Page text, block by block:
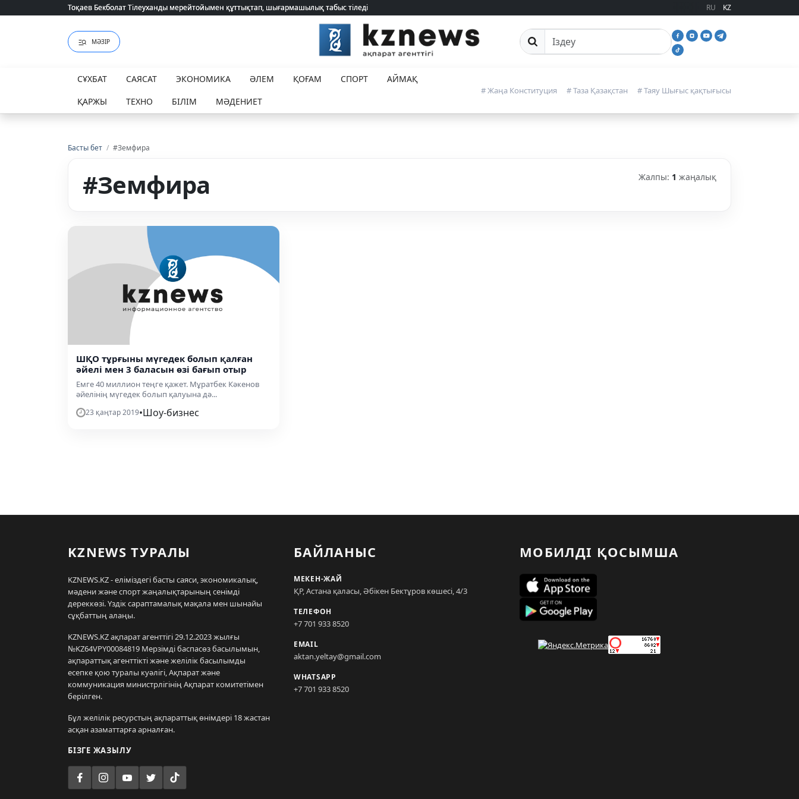
Тоқаев Бекболат Тілеуханды мерейтойымен құттықтап, шығармашылық табыс тіледі
Тоқаев Бекболат Тілеуханды мерейтойымен құттықтап, шығармашылық табыс тіледі RU KZ
МӘЗІР Сайттан іздеу
СҰХБАТ САЯСАТ ЭКОНОМИКА ӘЛЕМ ҚОҒАМ СПОРТ
АЙМАҚ
ҚАРЖЫ
ТЕХНО БІЛІМ МӘДЕНИЕТ
# Жаңа Конституция # Таза Қазақстан # Таяу Шығыс қақтығысы
Басты бет / #Земфира
#Земфира Жалпы: 1 жаңалық
ШҚО тұрғыны мүгедек болып қалған
әйелі мен 3 баласын өзі бағып отыр
Емге 40 миллион теңге қажет. Мұратбек Кәкенов
әйелінің мүгедек болып қалуына дә...
23 қаңтар 2019•Шоу-бизнес
KZNEWS ТУРАЛЫ
KZNEWS.KZ - еліміздегі басты саяси, экономикалық,
мәдени және спорт жаңалықтарының сенімді
дереккөзі. Үздік сараптамалық мақала мен шынайы
сұқбаттың алаңы.
KZNEWS.KZ ақпарат агенттігі 29.12.2023 жылғы
№KZ64VPY00084819 Мерзімді баспасөз басылымын,
ақпараттық агенттікті және желілік басылымды
есепке қою туралы куәлігі, Ақпарат және
коммуникация министрлігінің Ақпарат комитетімен
берілген.
Бұл желілік ресурстың ақпараттық өнімдері 18 жастан
асқан азаматтарға арналған.
БІЗГЕ ЖАЗЫЛУ
БАЙЛАНЫС
МЕКЕН-ЖАЙ
ҚР, Астана қаласы, Әбікен Бектұров көшесі, 4/3
ТЕЛЕФОН
+7 701 933 8520
EMAIL
aktan.yeltay@gmail.com
WHATSAPP
+7 701 933 8520
МОБИЛДІ ҚОСЫМША